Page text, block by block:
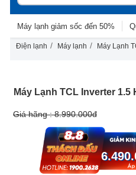
Máy lạnh giảm sốc đến 50%
Điện lạnh / Máy lạnh / Máy Lạnh
Máy Lạnh TCL Inverter 1.5
Giá hãng :8.990.000đ